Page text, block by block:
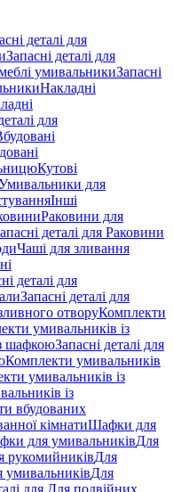
деталі для
Запасні деталі для
умивальникиЗапасні
Накладні
для
Кутові
для
Інші
Раковини для
деталі для Раковини
Чаші для зливання
деталі для
Запасні деталі для
отворуКомплекти
умивальників із
шафкоюЗапасні деталі для
Комплекти умивальників
умивальників із
із
вбудованих
кімнатиШафки для
для умивальниківДля
рукомийниківДля
умивальниківДля
для Для подвійних